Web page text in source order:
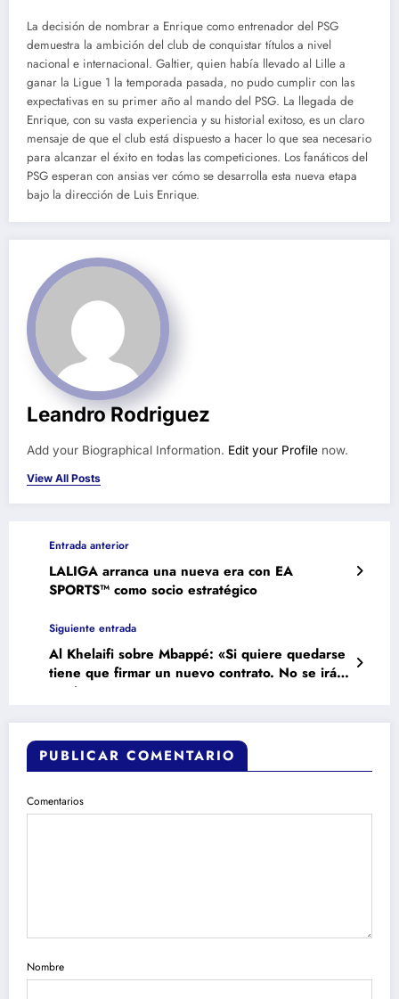
La decisión de nombrar a Enrique como entrenador del PSG
demuestra la ambición del club de conquistar títulos a nivel
nacional e internacional. Galtier, quien había llevado al Lille a
ganar la Ligue 1 la temporada pasada, no pudo cumplir con las
expectativas en su primer año al mando del PSG. La llegada de
Enrique, con su vasta experiencia y su historial exitoso, es un claro
mensaje de que el club está dispuesto a hacer lo que sea necesario
para alcanzar el éxito en todas las competiciones. Los fanáticos del
PSG esperan con ansias ver cómo se desarrolla esta nueva etapa
bajo la dirección de Luis Enrique.
Leandro Rodriguez
Add your Biographical Information. Edit your Profile now.
View All Posts
Entrada anterior
LALIGA arranca una nueva era con EA
SPORTS™ como socio estratégico
Siguiente entrada
Al Khelaifi sobre Mbappé: «Si quiere quedarse
tiene que firmar un nuevo contrato. No se irá
gratis»
PUBLICAR COMENTARIO
Comentarios
Nombre